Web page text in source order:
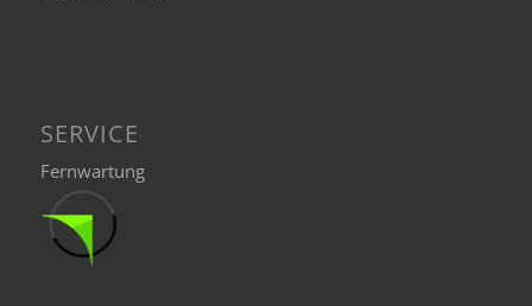
SERVICE
Fernwartung